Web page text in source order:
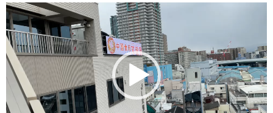
動
画
プ
レ
ー
ヤ
ー